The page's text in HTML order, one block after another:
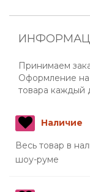
Принимаем
Оформление на
товара каждый
Наличие
Весь товар в
шоу-руме